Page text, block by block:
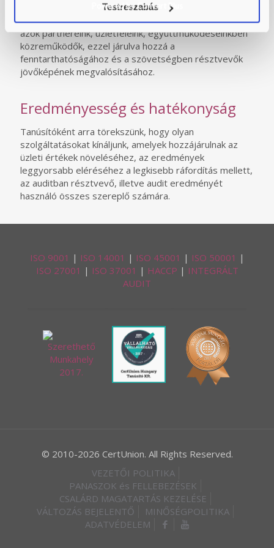
Testreszabás
Munkánk a hivatásunk, ezért ajánlunk szövetséget
mindazoknak, akik hosszútávra terveznek, legyenek
azok partnereink, üzletfeleink, együttműködéseinkben
közreműködők, ezzel járulva hozzá a
fenntarthatóságához és a szövetségben résztvevők
jövőképének megvalósításához.
Eredményesség és hatékonyság
Tanúsítóként arra törekszünk, hogy olyan
szolgáltatásokat kínáljunk, amelyek hozzájárulnak az
üzleti értékek növeléséhez, az eredmények
leggyorsabb eléréséhez a legkisebb ráfordítás mellett,
az auditban résztvevő, illetve audit eredményét
használó összes szereplő számára.
ISO 9001 | ISO 14001 | ISO 45001 | ISO 50001 |
ISO 27001 | ISO 37001 | HACCP | INTEGRÁLT
AUDIT
© 2010-2026 CertUnion. All Rights Reserved.
VEZETŐI POLITIKA
PANASZOK és FELLEBEZÉSEK
CSALÁRD MAGATARTÁS KEZELÉSE
VÁLTOZÁS BEJELENTŐ
MINŐSÉGPOLITIKA
ADATVÉDELEM
Powered by Convert Plus